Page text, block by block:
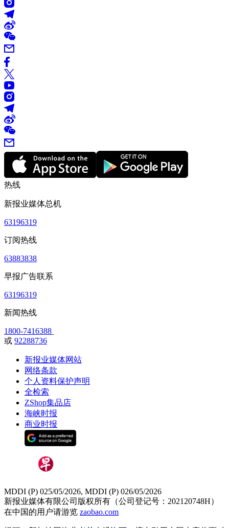
热线
新报业媒体总机
63196319
订阅热线
63883838
早报广告联系
63196319
新闻热线
1800-7416388
或 92288736
新报业媒体网站
网络条款
个人资料保护声明
全检索
ZShop集品店
海峡时报
商业时报
MDDI (P) 025/05/2026, MDDI (P) 026/05/2026
新报业媒体有限公司版权所有（公司登记号：202120748H）
在中国的用户请游览 zaobao.com